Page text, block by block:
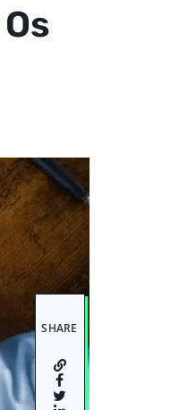
SHARE